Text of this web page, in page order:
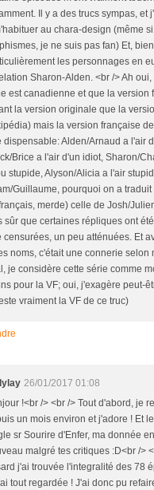
Il y a des trucs sympas, et
au chara-design (même
je ne suis pas fan) Et,
les personnages en
Sharon-Alden. <br /> Ah
est canadienne et que la version
la version originale que la
mais la version française
dispensable: Alden/Arnaud a l'air
Brice a l'air d'un idiot, Sharon/
stupide, Alyson/Alicia a l'air
Guillaume, pourquoi on a
merde) celle de Josh/
sûr que certaines répliques ont
censurées, un peu atténuées. Et
noms, c'était une connerie selon
je considère cette série comme
pour la VF; oui, j'exagère peut-
vraiment la VF de ce truc)
26/01/2017 01:08
!<br /> <br /> Tout d'abord, je
un mois environ et j'adore ! Et
sr Sourire d'Enfer, ma donnée
malgré tes critiques :D<br />
j'ai trouvée l'integralité des 78
tout regardée ! J'ai donc pu